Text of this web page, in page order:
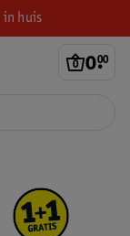
in huis
0.
00